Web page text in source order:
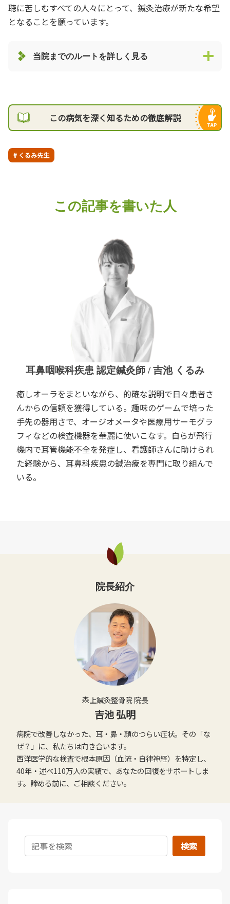
聴に苦しむすべての人々にとって、鍼灸治療が新たな希望
となることを願っています。
当院までのルートを詳しく見る
この病気を深く知るための徹底解説
# くるみ先生
この記事を書いた人
耳鼻咽喉科疾患 認定鍼灸師 / 吉池 くるみ
癒しオーラをまといながら、的確な説明で日々患者さ
んからの信頼を獲得している。趣味のゲームで培った
手先の器用さで、オージオメータや医療用サーモグラ
フィなどの検査機器を華麗に使いこなす。自らが飛行
機内で耳管機能不全を発症し、看護師さんに助けられ
た経験から、耳鼻科疾患の鍼治療を専門に取り組んで
いる。
院長紹介
森上鍼灸整骨院 院長
吉池 弘明
病院で改善しなかった、耳・鼻・顔のつらい症状。その「な
ぜ？」に、私たちは向き合います。
西洋医学的な検査で根本原因（血流・自律神経）を特定し、
40年・述べ110万人の実績で、あなたの回復をサポートしま
す。諦める前に、ご相談ください。
検索